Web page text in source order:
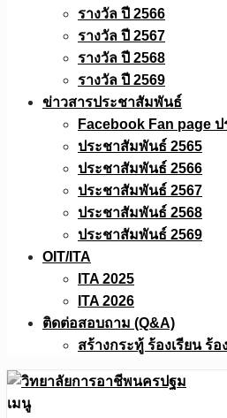
รางวัล ปี 2566
รางวัล ปี 2567
รางวัล ปี 2568
รางวัล ปี 2569
ข่าวสารประชาสัมพันธ์
Facebook Fan page
ประชาสัมพันธ์ 2565
ประชาสัมพันธ์ 2566
ประชาสัมพันธ์ 2567
ประชาสัมพันธ์ 2568
ประชาสัมพันธ์ 2569
OIT/ITA
ITA 2025
ITA 2026
ติดต่อสอบถาม (Q&A)
สร้างกระทู้ ร้องเรียน ร้
เมนู